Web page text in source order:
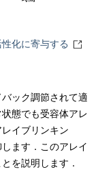
化に寄与する
ック調節されて適
態でも受容体アレ
イブリンキン
ます．このアレイ
を説明します．